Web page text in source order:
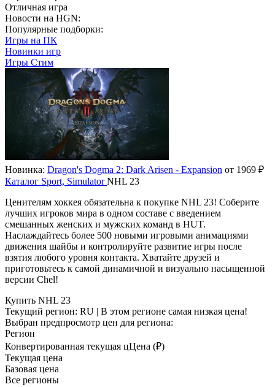
Отличная игра
Новости на HGN:
Популярные подборки:
Игры на ПК
Новинки игр
Игры Стим
Новинка: Dragon's Dogma 2: Dark Arisen - Expansion от 1969 ₽
Каталог Sport, Simulator NHL 23
Ценителям хоккея обязательна к покупке NHL 23! Соберите
лучших игроков мира в одном составе с введением
смешанных женских и мужских команд в HUT.
Наслаждайтесь более 500 новыми игровыми анимациями
движения шайбы и контролируйте развитие игры после
взятия любого уровня контакта. Хватайте друзей и
приготовьтесь к самой динамичной и визуально насыщенной
версии Chel!
Купить NHL 23
Текущий регион: RU | В этом регионе самая низкая цена!
Выбран предпросмотр цен для региона:
Регион
Конвертированная текущая цЦена (₽)
Текущая цена
Базовая цена
Все регионы